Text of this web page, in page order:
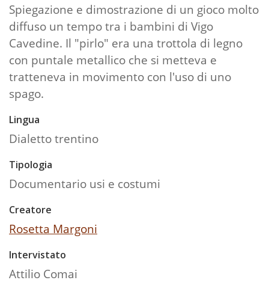
Spiegazione e dimostrazione di un gioco molto
diffuso un tempo tra i bambini di Vigo
Cavedine. Il "pirlo" era una trottola di legno
con puntale metallico che si metteva e
tratteneva in movimento con l'uso di uno
spago.
Lingua
Dialetto trentino
Tipologia
Documentario usi e costumi
Creatore
Rosetta Margoni
Intervistato
Attilio Comai